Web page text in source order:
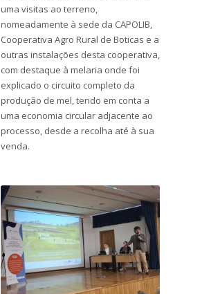
uma visitas ao terreno,
nomeadamente à sede da CAPOLIB,
Cooperativa Agro Rural de Boticas e a
outras instalações desta cooperativa,
com destaque à melaria onde foi
explicado o circuito completo da
produção de mel, tendo em conta a
uma economia circular adjacente ao
processo, desde a recolha até à sua
venda.